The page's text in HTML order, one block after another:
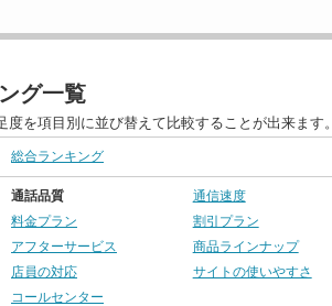
グ一覧
度を項目別に並び替えて比較することが出来ます。
総合ランキング
通話品質 通信速度
料金プラン
割引プラン
アフターサービス
商品ラインナップ
店員の対応
サイトの使いやすさ
コールセンター